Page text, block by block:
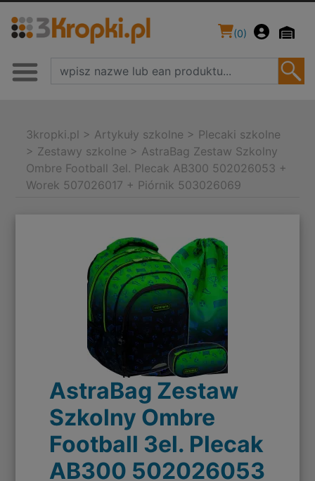
(0)
3kropki.pl > Artykuły szkolne > Plecaki szkolne
> Zestawy szkolne > AstraBag Zestaw Szkolny
Ombre Football 3el. Plecak AB300 502026053 +
Worek 507026017 + Piórnik 503026069
AstraBag Zestaw
Szkolny Ombre
Football 3el. Plecak
AB300 502026053